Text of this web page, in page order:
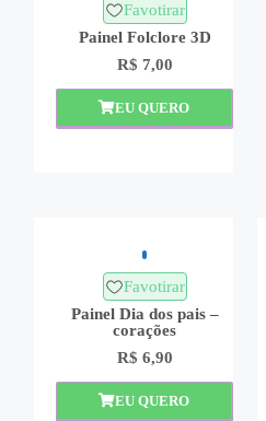
Favotirar
Painel Folclore 3D
R$ 7,00
EU QUERO
Favotirar
Painel Dia dos pais –
corações
R$ 6,90
EU QUERO